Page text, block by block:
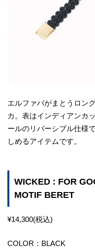
エルファバがまとうロン
カ。表はインディアンカ
ールのリバーシブル仕様
しめるアイテムです。
WICKED : FOR
MOTIF BERET
¥14,300(税込)
COLOR：BLACK